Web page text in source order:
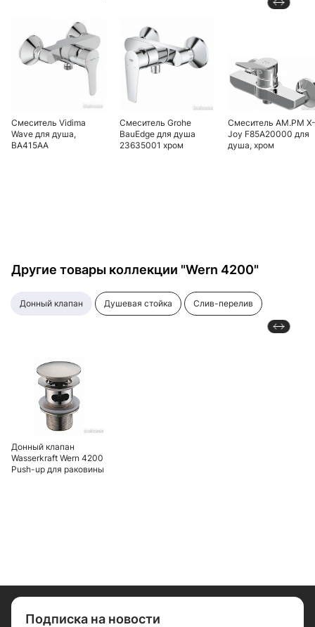
Смеситель Vidima
Wave для душа,
BA415AA
Смеситель Grohe
BauEdge для душа
23635001 хром
Смеситель AM.PM X-
Joy F85A20000 для
душа, хром
Другие товары коллекции "Wern 4200"
донный клапан душевая стойка слив-перелив
Донный клапан
Wasserkraft Wern 4200
Push-up для раковины
Подписка на новости